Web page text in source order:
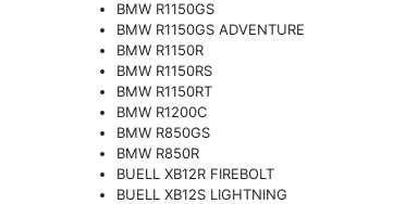
BMW R1150GS
BMW R1150GS ADVENTURE
BMW R1150R
BMW R1150RS
BMW R1150RT
BMW R1200C
BMW R850GS
BMW R850R
BUELL XB12R FIREBOLT
BUELL XB12S LIGHTNING